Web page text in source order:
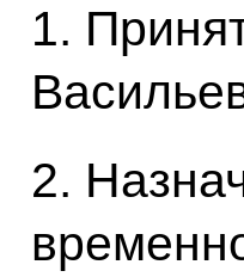
1.
2.